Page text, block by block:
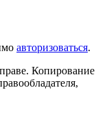
авторизоваться.
Копирование